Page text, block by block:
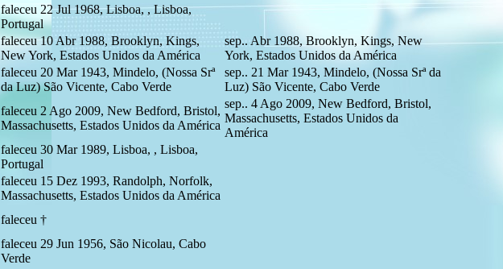
faleceu 22 Jul 1968, Lisboa, , Lisboa,
Portugal
faleceu 10 Abr 1988, Brooklyn, Kings,
New York, Estados Unidos da América
sep.. Abr 1988, Brooklyn, Kings, New
York, Estados Unidos da América
faleceu 20 Mar 1943, Mindelo, (Nossa Srª
da Luz) São Vicente, Cabo Verde
sep.. 21 Mar 1943, Mindelo, (Nossa Srª da
Luz) São Vicente, Cabo Verde
faleceu 2 Ago 2009, New Bedford, Bristol,
Massachusetts, Estados Unidos da América
sep.. 4 Ago 2009, New Bedford, Bristol,
Massachusetts, Estados Unidos da
América
faleceu 30 Mar 1989, Lisboa, , Lisboa,
Portugal
faleceu 15 Dez 1993, Randolph, Norfolk,
Massachusetts, Estados Unidos da América
faleceu †
faleceu 29 Jun 1956, São Nicolau, Cabo
Verde